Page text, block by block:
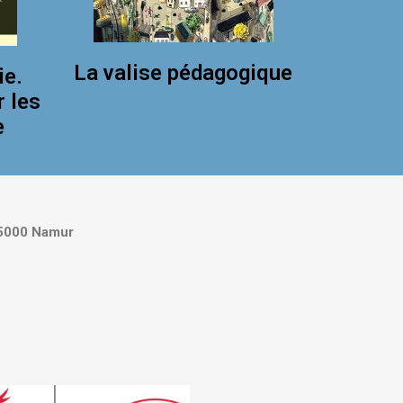
les
La valise pédagogique
Namur